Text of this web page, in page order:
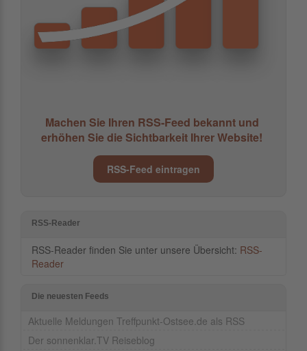
Machen Sie Ihren RSS-Feed bekannt und
erhöhen Sie die Sichtbarkeit Ihrer Website!
RSS-Feed eintragen
RSS-Reader
RSS-Reader finden Sie unter unsere Übersicht: RSS-
Reader
Die neuesten Feeds
Aktuelle Meldungen Treffpunkt-Ostsee.de als RSS
Der sonnenklar.TV Reiseblog